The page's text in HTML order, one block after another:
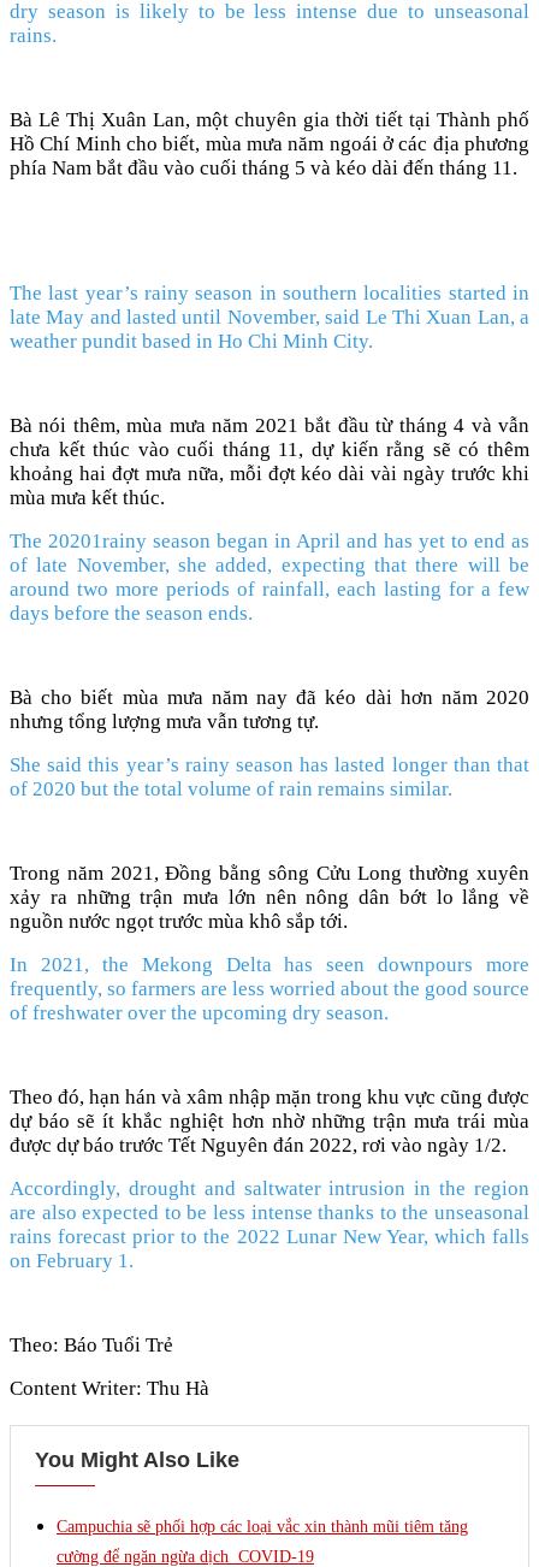
dry season is likely to be less intense due to unseasonal
rains.
Bà Lê Thị Xuân Lan, một chuyên gia thời tiết tại Thành phố
Hồ Chí Minh cho biết, mùa mưa năm ngoái ở các địa phương
phía Nam bắt đầu vào cuối tháng 5 và kéo dài đến tháng 11.
The last year’s rainy season in southern localities started in
late May and lasted until November, said Le Thi Xuan Lan, a
weather pundit based in Ho Chi Minh City.
Bà nói thêm, mùa mưa năm 2021 bắt đầu từ tháng 4 và vẫn
chưa kết thúc vào cuối tháng 11, dự kiến ​​rằng sẽ có thêm
khoảng hai đợt mưa nữa, mỗi đợt kéo dài vài ngày trước khi
mùa mưa kết thúc.
The 20201rainy season began in April and has yet to end as
of late November, she added, expecting that there will be
around two more periods of rainfall, each lasting for a few
days before the season ends.
Bà cho biết mùa mưa năm nay đã kéo dài hơn năm 2020
nhưng tổng lượng mưa vẫn tương tự.
She said this year’s rainy season has lasted longer than that
of 2020 but the total volume of rain remains similar.
Trong năm 2021, Đồng bằng sông Cửu Long thường xuyên
xảy ra những trận mưa lớn nên nông dân bớt lo lắng về
nguồn nước ngọt trước mùa khô sắp tới.
In 2021, the Mekong Delta has seen downpours more
frequently, so farmers are less worried about the good source
of freshwater over the upcoming dry season.
Theo đó, hạn hán và xâm nhập mặn trong khu vực cũng được
dự báo sẽ ít khắc nghiệt hơn nhờ những trận mưa trái mùa
được dự báo trước Tết Nguyên đán 2022, rơi vào ngày 1/2.
Accordingly, drought and saltwater intrusion in the region
are also expected to be less intense thanks to the unseasonal
rains forecast prior to the 2022 Lunar New Year, which falls
on February 1.
Theo: Báo Tuổi Trẻ
Content Writer: Thu Hà
You Might Also Like
Campuchia sẽ phối hợp các loại vắc xin thành mũi tiêm tăng
cường để ngăn ngừa dịch COVID-19